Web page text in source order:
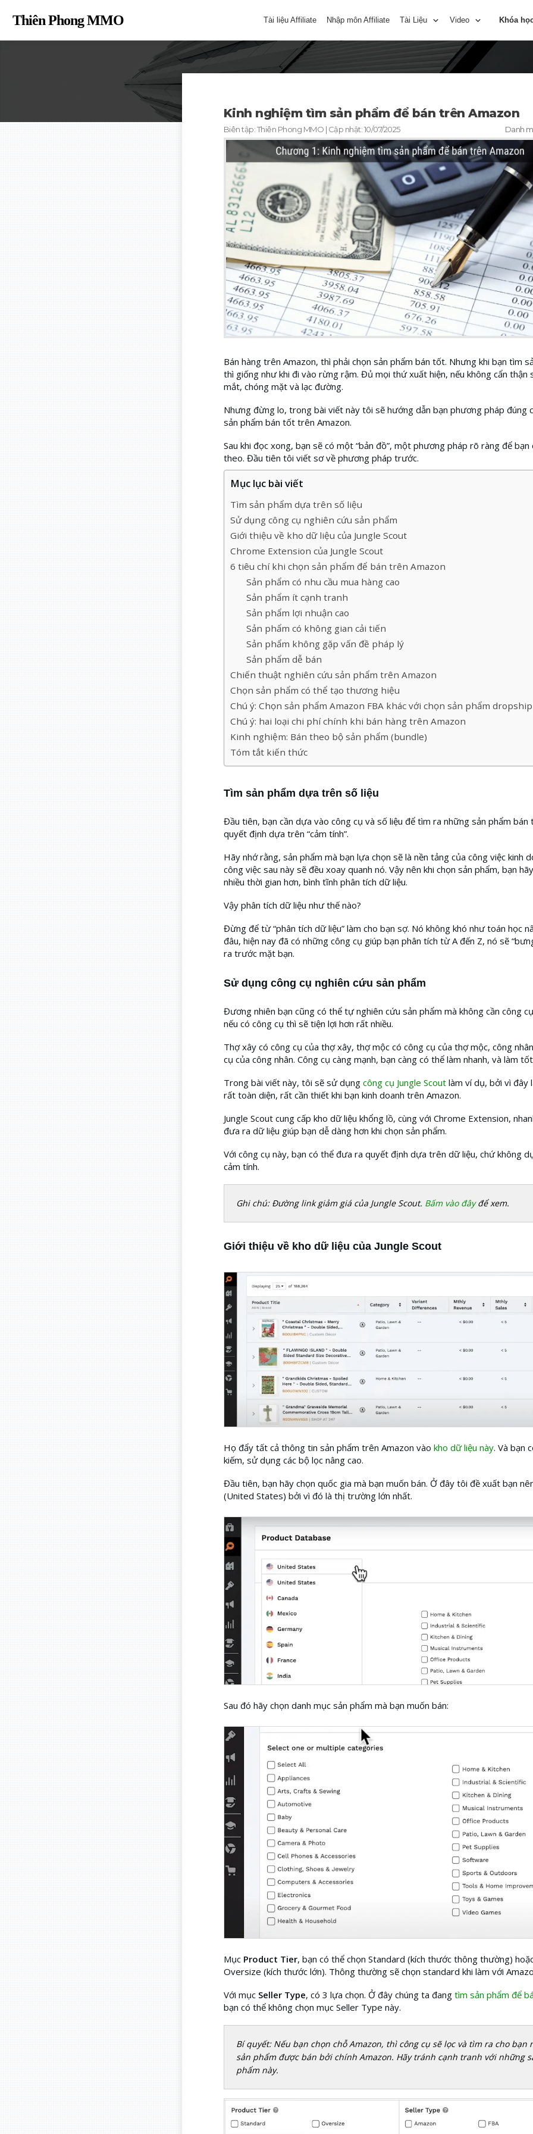
Thiên Phong MMO Tài liệu Affiliate Nhập môn Affiliate Tài Liệu Video Khóa
Kinh nghiệm tìm sản phẩm để bán trên Amazon
Biên tập:Thiên Phong MMO | Cập nhật:10/07/2025 Danh
Bán hàng trên Amazon, thì phải chọn sản phẩm bán tốt. Nhưng khi bạn tìm
thì giống như khi đi vào rừng rậm. Đủ mọi thứ xuất hiện, nếu không cẩn thận
mắt, chóng mặt và lạc đường.
Nhưng đừng lo, trong bài viết này tôi sẽ hướng dẫn bạn phương pháp đúng
sản phẩm bán tốt trên Amazon.
Sau khi đọc xong, bạn sẽ có một “bản đồ”, một phương pháp rõ ràng để bạn
theo. Đầu tiên tôi viết sơ về phương pháp trước.
Mục lục bài viết
Tìm sản phẩm dựa trên số liệu
Sử dụng công cụ nghiên cứu sản phẩm
Giới thiệu về kho dữ liệu của Jungle Scout
Chrome Extension của Jungle Scout
6 tiêu chí khi chọn sản phẩm để bán trên Amazon
Sản phẩm có nhu cầu mua hàng cao
Sản phẩm ít cạnh tranh
Sản phẩm lợi nhuận cao
Sản phẩm có không gian cải tiến
Sản phẩm không gặp vấn đề pháp lý
Sản phẩm dễ bán
Chiến thuật nghiên cứu sản phẩm trên Amazon
Chọn sản phẩm có thể tạo thương hiệu
Chú ý: Chọn sản phẩm Amazon FBA khác với chọn sản phẩm
Chú ý: hai loại chi phí chính khi bán hàng trên Amazon
Kinh nghiệm: Bán theo bộ sản phẩm (bundle)
Tóm tắt kiến thức
Tìm sản phẩm dựa trên số liệu
Đầu tiên, bạn cần dựa vào công cụ và số liệu để tìm ra những sản phẩm bán
quyết định dựa trên “cảm tính”.
Hãy nhớ rằng, sản phẩm mà bạn lựa chọn sẽ là nền tảng của công việc kinh
công việc sau này sẽ đều xoay quanh nó. Vậy nên khi chọn sản phẩm, bạn
nhiều thời gian hơn, bình tĩnh phân tích dữ liệu.
Vậy phân tích dữ liệu như thế nào?
Đừng để từ “phân tích dữ liệu” làm cho bạn sợ. Nó không khó như toán học
đâu, hiện nay đã có những công cụ giúp bạn phân tích từ A đến Z, nó sẽ
ra trước mặt bạn.
Sử dụng công cụ nghiên cứu sản phẩm
Đương nhiên bạn cũng có thể tự nghiên cứu sản phẩm mà không cần công
nếu có công cụ thì sẽ tiện lợi hơn rất nhiều.
Thợ xây có công cụ của thợ xây, thợ mộc có công cụ của thợ mộc, công
cụ của công nhân. Công cụ càng mạnh, bạn càng có thể làm nhanh, và làm
Trong bài viết này, tôi sẽ sử dụng công cụ Jungle Scoutlàm ví dụ, bởi vì đây
rất toàn diện, rất cần thiết khi bạn kinh doanh trên Amazon.
Jungle Scout cung cấp kho dữ liệu khổng lồ, cùng với Chrome Extension,
đưa ra dữ liệu giúp bạn dễ dàng hơn khi chọn sản phẩm.
Với công cụ này, bạn có thể đưa ra quyết định dựa trên dữ liệu, chứ không
cảm tính.
Ghi chú: Đường link giảm giá của Jungle Scout. Bấm vào đâyđể xem.
Giới thiệu về kho dữ liệu của Jungle Scout
Họ đẩy tất cả thông tin sản phẩm trên Amazon vào kho dữ liệu này. Và bạn
kiếm, sử dụng các bộ lọc nâng cao.
Đầu tiên, bạn hãy chọn quốc gia mà bạn muốn bán. Ở đây tôi đề xuất bạn
(United States) bởi vì đó là thị trường lớn nhất.
Sau đó hãy chọn danh mục sản phẩm mà bạn muốn bán:
Mục Product Tier, bạn có thể chọn Standard (kích thước thông thường)
Oversize (kích thước lớn). Thông thường sẽ chọn standard khi làm với
Với mục Seller Type, có 3 lựa chọn. Ở đây chúng ta đang tìm sản phẩm để
bạn có thể không chọn mục Seller Type này.
Bí quyết: Nếu bạn chọn chỗ Amazon, thì công cụ sẽ lọc và tìm ra cho bạn
sản phẩm được bán bởi chính Amazon. Hãy tránh cạnh tranh với những
phẩm này.